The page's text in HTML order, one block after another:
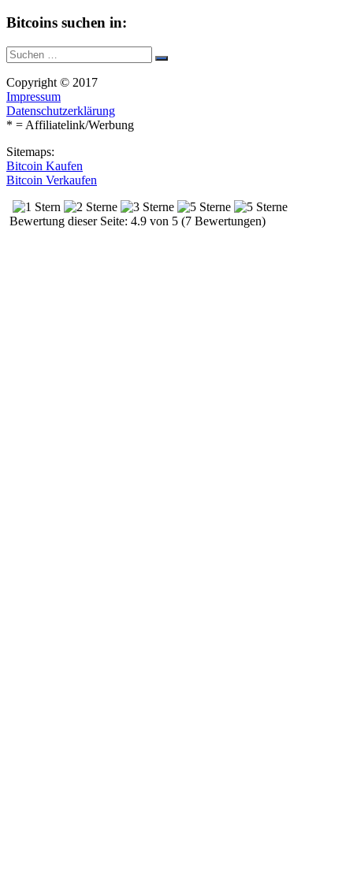
Bitcoins suchen in:
Suche
nach:
Suchen
Copyright © 2017
Impressum
Datenschutzerklärung
* = Affiliatelink/Werbung
Sitemaps:
Bitcoin Kaufen
Bitcoin Verkaufen
Bewertung dieser Seite: 4.9 von 5 (7 Bewertungen)